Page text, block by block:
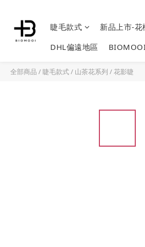
睫毛款式 新品上市-花
DHL偏遠地區
全部商品 /睫毛款式/ 山茶花系列 /花影睫